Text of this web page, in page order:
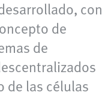
con
de
de
de las células